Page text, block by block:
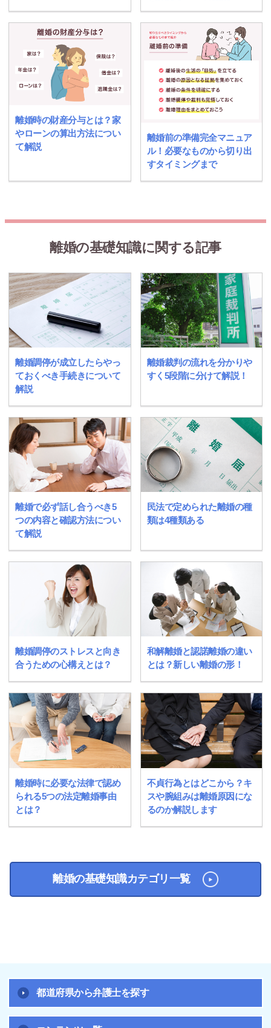
離婚時の財産分与とは？家
やローンの算出方法につい
て解説
離婚前の準備完全マニュア
ル！必要なものから切り出
すタイミングまで
離婚の基礎知識に関する記事
離婚調停が成立したらやっ
ておくべき手続きについて
解説
離婚裁判の流れを分かりや
すく5段階に分けて解説！
離婚で必ず話し合うべき5
つの内容と確認方法につい
て解説
民法で定められた離婚の種
類は4種類ある
離婚調停のストレスと向き
合うための心構えとは？
和解離婚と認諾離婚の違い
とは？新しい離婚の形！
離婚時に必要な法律で認め
られる5つの法定離婚事由
とは？
不貞行為とはどこから？キ
スや腕組みは離婚原因にな
るのか解説します
離婚の基礎知識カテゴリ一覧
都道府県から弁護士を探す